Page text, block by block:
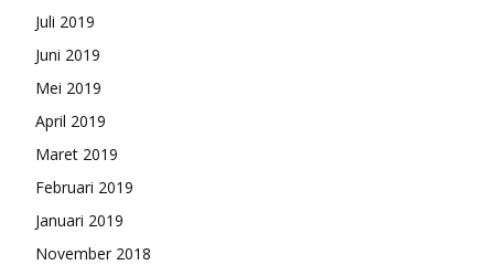
Juli 2019
Juni 2019
Mei 2019
April 2019
Maret 2019
Februari 2019
Januari 2019
November 2018